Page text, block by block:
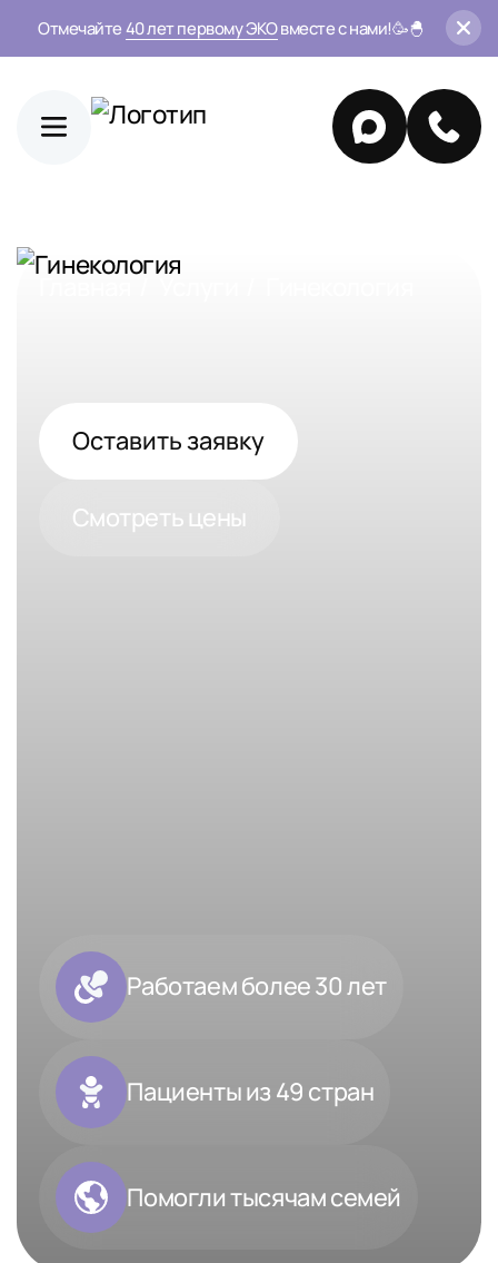
Отмечайте 40 лет первому ЭКОвместе с нами!🥳🐣
Главная
Оставить заявку
Смотреть цены
Работаем более 30 лет
Пациенты из 49 стран
Помогли тысячам семей